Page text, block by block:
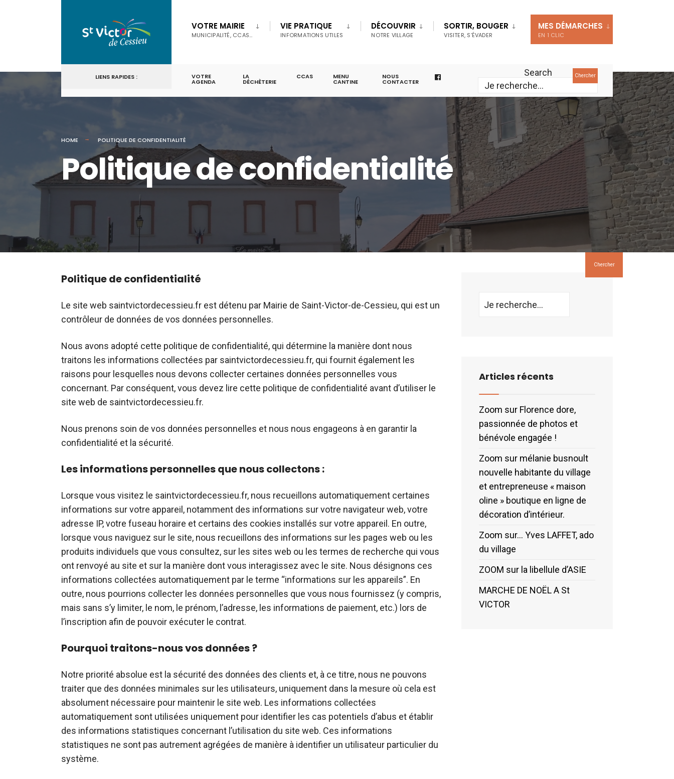
content
VOTRE MAIRIE
MUNICIPALITÉ, CCAS…
VIE PRATIQUE
INFORMATIONS UTILES
DÉCOUVRIR
NOTRE VILLAGE
SORTIR, BOUGER
VISITER, S’ÉVADER
MES DÉMARCHES
EN 1 CLIC
LIENS RAPIDES : VOTRE
AGENDA
LA
DÉCHÈTERIE
CCAS MENU
CANTINE
NOUS
CONTACTER
Search Chercher
HOME POLITIQUE DE CONFIDENTIALITÉ
Politique de confidentialité
Politique de confidentialité
Le site web saintvictordecessieu.fr est détenu par Mairie de Saint-Victor-de-Cessieu, qui est un
contrôleur de données de vos données personnelles.
Nous avons adopté cette politique de confidentialité, qui détermine la manière dont nous
traitons les informations collectées par saintvictordecessieu.fr, qui fournit également les
raisons pour lesquelles nous devons collecter certaines données personnelles vous
concernant. Par conséquent, vous devez lire cette politique de confidentialité avant d’utiliser le
site web de saintvictordecessieu.fr.
Nous prenons soin de vos données personnelles et nous nous engageons à en garantir la
confidentialité et la sécurité.
Les informations personnelles que nous collectons :
Lorsque vous visitez le saintvictordecessieu.fr, nous recueillons automatiquement certaines
informations sur votre appareil, notamment des informations sur votre navigateur web, votre
adresse IP, votre fuseau horaire et certains des cookies installés sur votre appareil. En outre,
lorsque vous naviguez sur le site, nous recueillons des informations sur les pages web ou les
produits individuels que vous consultez, sur les sites web ou les termes de recherche qui vous
ont renvoyé au site et sur la manière dont vous interagissez avec le site. Nous désignons ces
informations collectées automatiquement par le terme “informations sur les appareils”. En
outre, nous pourrions collecter les données personnelles que vous nous fournissez (y compris,
mais sans s’y limiter, le nom, le prénom, l’adresse, les informations de paiement, etc.) lors de
l’inscription afin de pouvoir exécuter le contrat.
Pourquoi traitons-nous vos données ?
Notre priorité absolue est la sécurité des données des clients et, à ce titre, nous ne pouvons
traiter que des données minimales sur les utilisateurs, uniquement dans la mesure où cela est
absolument nécessaire pour maintenir le site web. Les informations collectées
automatiquement sont utilisées uniquement pour identifier les cas potentiels d’abus et établir
des informations statistiques concernant l’utilisation du site web. Ces informations
statistiques ne sont pas autrement agrégées de manière à identifier un utilisateur particulier du
système.
Chercher
Articles récents
Zoom sur Florence dore,
passionnée de photos et
bénévole engagée !
Zoom sur mélanie busnoult
nouvelle habitante du village
et entrepreneuse « maison
oline » boutique en ligne de
décoration d’intérieur.​
Zoom sur… Yves LAFFET, ado
du village
ZOOM sur la libellule d’ASIE
MARCHE DE NOËL A St
VICTOR